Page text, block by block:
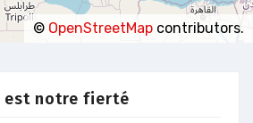
© OpenStreetMap contributors.
est notre fierté